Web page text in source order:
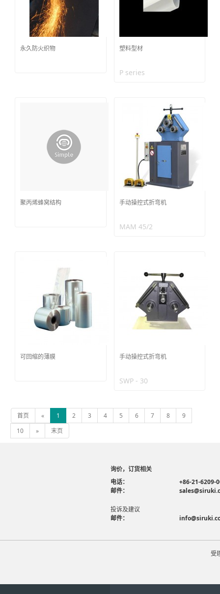
永久防火织物 塑料型材
P series
聚丙烯蜂窝结构 手动操控式折弯机
MAM 45/2
可回缩的薄膜 手动操控式折弯机
SWP - 30
首页 « 1 2 3 4 5 6 7 8
9
10
» 末页
询价，订货相关
电话：
+86-21-6209-
邮件：
投诉及建议
邮件：
受